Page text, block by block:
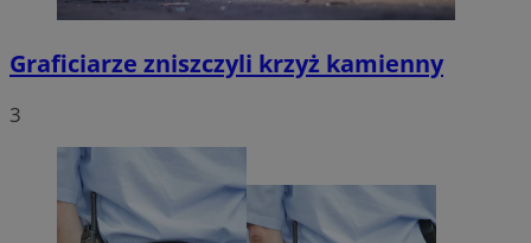
Graficiarze zniszczyli krzyż kamienny
3